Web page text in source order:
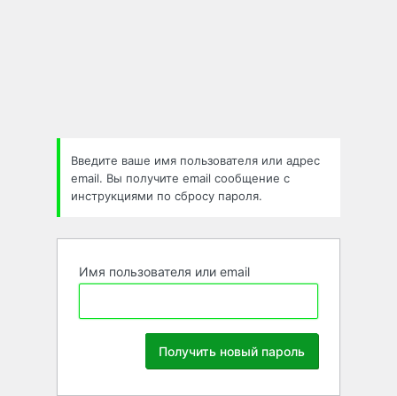
Введите ваше имя пользователя или адрес
email. Вы получите email сообщение с
инструкциями по сбросу пароля.
Имя пользователя или email